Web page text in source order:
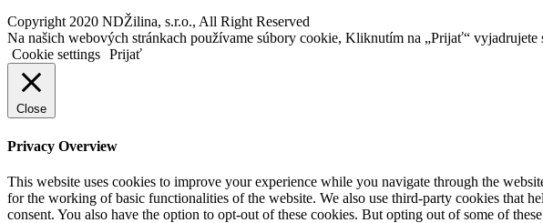
Copyright 2020 NDŽilina, s.r.o., All Right Reserved
Na našich webových stránkach používame súbory cookie, Kliknutím na „Prijať“
Cookie settings Prijať
Close
Privacy Overview
This website uses cookies to improve your experience while you navigate through the
for the working of basic functionalities of the website. We also use third-party cookies that
consent. You also have the option to opt-out of these cookies. But opting out of some of